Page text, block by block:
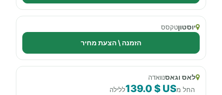
יוסטוןטקסס
הזמנה \ הצעת מחיר
לאס וגאסנוואדה
החל מ139.0 $ USללילה